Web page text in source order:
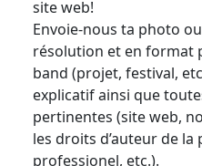
site web!
Envoie-nous ta photo
résolution et en format
band (projet, festival,
explicatif ainsi que
pertinentes (site web,
les droits d’auteur de
professionel, etc.).